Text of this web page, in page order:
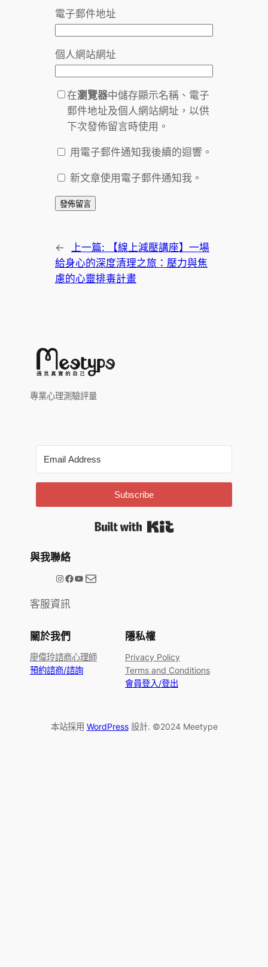
電子郵件地址
個人網站網址
在瀏覽器中儲存顯示名稱、電子
郵件地址及個人網站網址，以供
下次發佈留言時使用。
用電子郵件通知我後續的迴響。
新文章使用電子郵件通知我。
← 上一篇:
【線上減壓講座】一場
給身心的深度清理之旅：壓力與焦
慮的心靈排毒計畫
專業心理測驗評量
Subscribe
與我聯絡
@meetype.tw Facebook YouTube 電子郵件
客服資訊
關於我們
廖偉玲諮商心理師
預約諮商/諮詢
隱私權
Privacy Policy
Terms and Conditions
會員登入/登出
本站採用 WordPress設計. ©2024 Meetype